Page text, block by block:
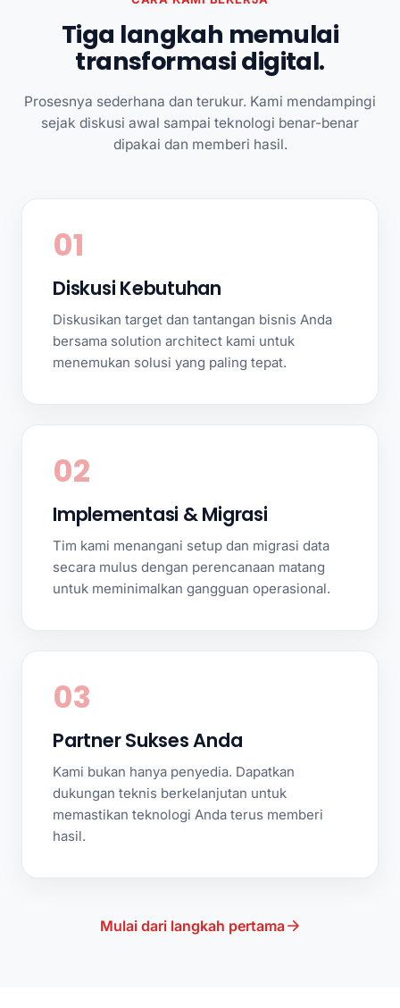
Tiga langkah memulai
transformasi digital.
Prosesnya sederhana dan terukur. Kami mendampingi
sejak diskusi awal sampai teknologi benar-benar
dipakai dan memberi hasil.
01
Diskusi Kebutuhan
Diskusikan target dan tantangan bisnis Anda
bersama solution architect kami untuk
menemukan solusi yang paling tepat.
02
Implementasi & Migrasi
Tim kami menangani setup dan migrasi data
secara mulus dengan perencanaan matang
untuk meminimalkan gangguan operasional.
03
Partner Sukses Anda
Kami bukan hanya penyedia. Dapatkan
dukungan teknis berkelanjutan untuk
memastikan teknologi Anda terus memberi
hasil.
Mulai dari langkah pertama